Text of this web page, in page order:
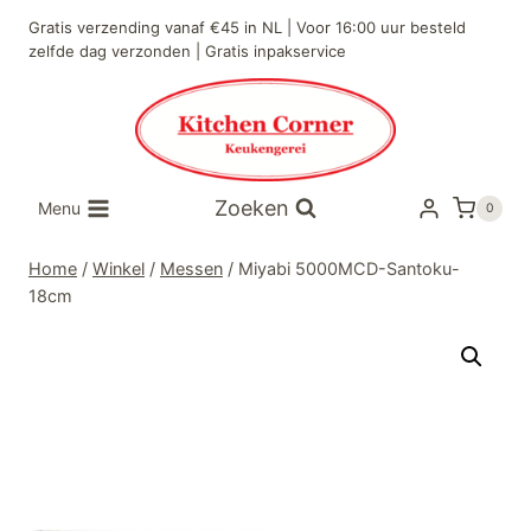
naar
Gratis verzending vanaf €45 in NL | Voor 16:00 uur besteld
zelfde dag verzonden | Gratis inpakservice
Menu Zoeken 0
Home / Winkel / Messen / Miyabi 5000MCD-Santoku-
18cm